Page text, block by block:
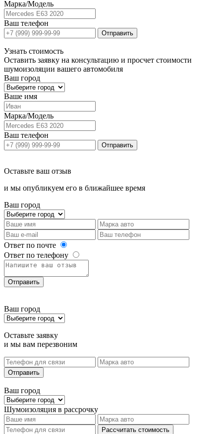
Марка/Модель
Ваш телефон
Отправить
Узнать стоимость
Оставить заявку на консультацию и просчет стоимости
шумоизоляции вашего автомобиля
Ваш город
Ваше имя
Марка/Модель
Ваш телефон
Отправить
Оставьте ваш отзыв
и мы опубликуем его в ближайшее время
Ваш город
Ответ по почте
Ответ по телефону
Отправить
Ваш город
Оставьте заявку
и мы вам перезвоним
Отправить
Ваш город
Шумоизоляция в рассрочку
Рассчитать стоимость